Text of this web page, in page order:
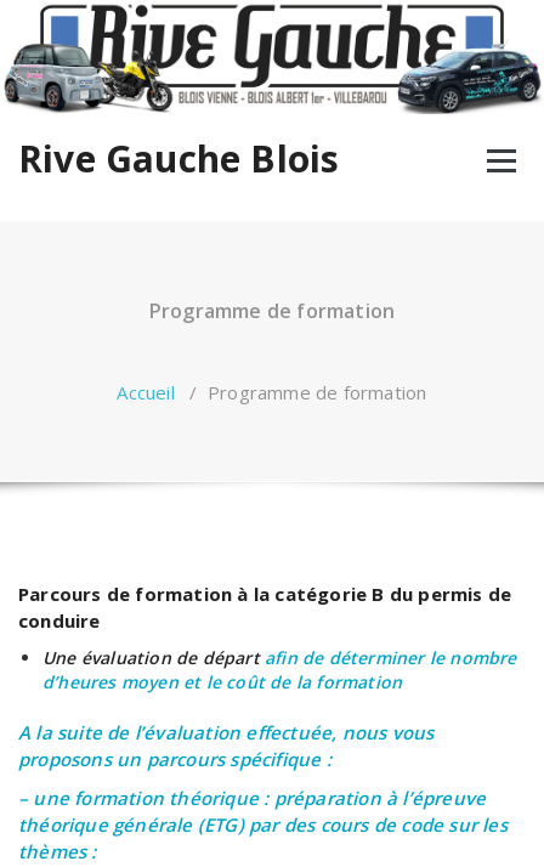
contenu
Rive Gauche Blois
Programme de formation
Accueil / Programme de formation
Parcours de formation à la catégorie B du permis de
conduire
Une évaluation de départafin de déterminer le nombre
d’heures moyen et le coût de la formation
A la suite de l’évaluation effectuée, nous vous
proposons un parcours spécifique :
– une formation théorique : préparation à l’épreuve
théorique générale (ETG) par des cours de code sur les
thèmes :